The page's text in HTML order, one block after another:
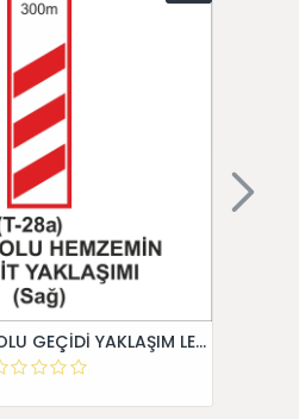
T-28a DEMİRYOLU GEÇİDİ YAKLAŞIM LEVHALARI (Sağ)